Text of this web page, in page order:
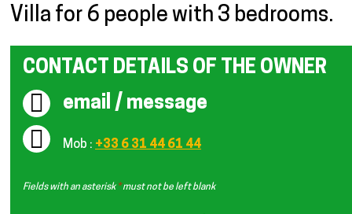
Villa for 6 people with 3 bedrooms.
CONTACT DETAILS OF THE OWNER
email / message
Mob : +33 6 31 44 61 44
Fields with an asterisk*must not be left blank